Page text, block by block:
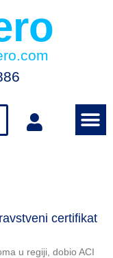
certifikat
u regiji, dobio ACI